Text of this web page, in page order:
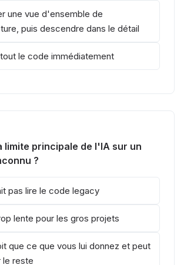
une vue d'ensemble de
puis descendre dans le détail
le code immédiatement
limite principale de l'IA sur un
?
pas lire le code legacy
lente pour les gros projets
que ce que vous lui donnez et peut
le reste